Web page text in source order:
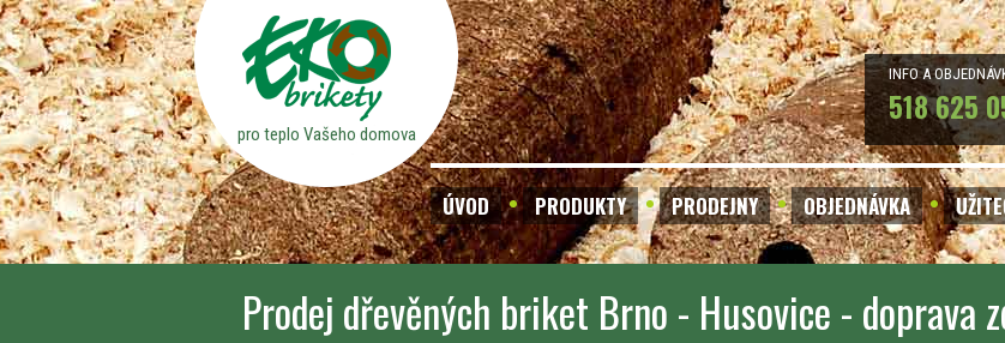
pro teplo Vašeho domova
INFO A
518 625
ÚVOD PRODUKTY PRODEJNY OBJEDNÁVKA
Prodej dřevěných briket Brno - Husovice - doprava